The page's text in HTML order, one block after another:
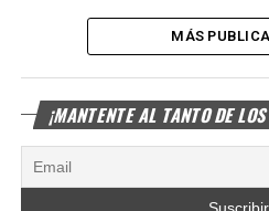
MÁS
¡MANTENTE AL TANTO DE